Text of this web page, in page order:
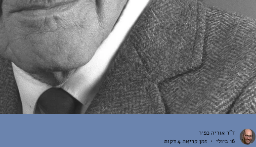
ד"ר אוריה כפיר
16 ביולי
זמן קריאה 4 דקות